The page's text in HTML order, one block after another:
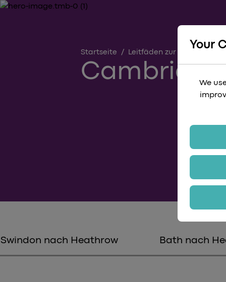
Startseite / Leitfäden zur Reiseplanung
Swindon nach Heathrow Bath nach
Your
We